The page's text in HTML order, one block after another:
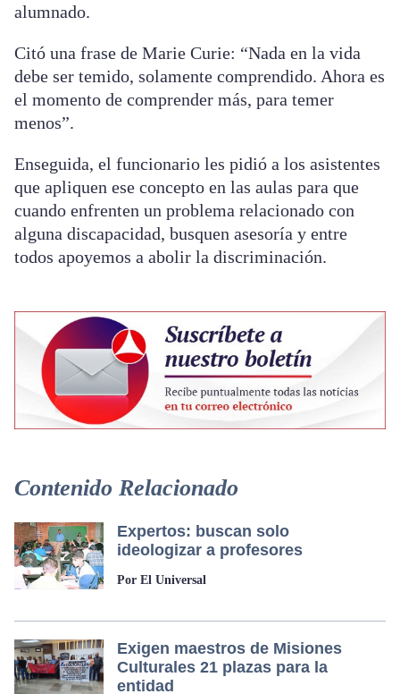
alumnado.
Citó una frase de Marie Curie: “Nada en la vida
debe ser temido, solamente comprendido. Ahora es
el momento de comprender más, para temer
menos”.
Enseguida, el funcionario les pidió a los asistentes
que apliquen ese concepto en las aulas para que
cuando enfrenten un problema relacionado con
alguna discapacidad, busquen asesoría y entre
todos apoyemos a abolir la discriminación.
Contenido Relacionado
Expertos: buscan solo
ideologizar a profesores
Por El Universal
Exigen maestros de Misiones
Culturales 21 plazas para la
entidad